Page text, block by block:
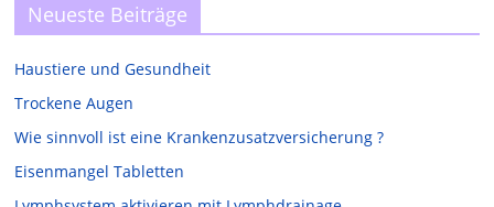
Neueste Beiträge
Haustiere und Gesundheit
Trockene Augen
Wie sinnvoll ist eine Krankenzusatzversicherung ?
Eisenmangel Tabletten